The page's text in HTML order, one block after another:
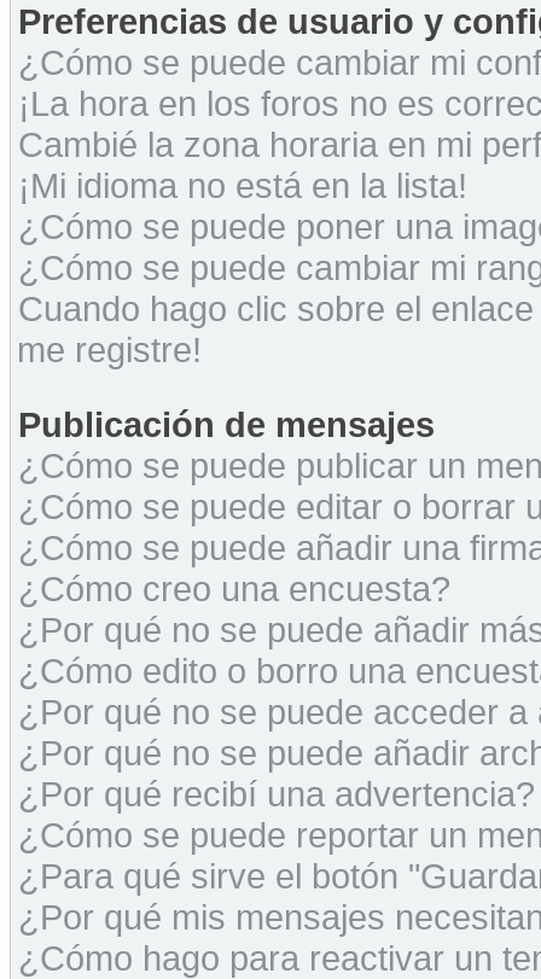
Preferencias de usuario y
¿Cómo se puede cambiar mi
¡La hora en los foros no es
Cambié la zona horaria en mi
¡Mi idioma no está en la lista!
¿Cómo se puede poner una
¿Cómo se puede cambiar mi
Cuando hago clic sobre el
me registre!
Publicación de mensajes
¿Cómo se puede publicar un
¿Cómo se puede editar o borrar
¿Cómo se puede añadir una
¿Cómo creo una encuesta?
¿Por qué no se puede añadir
¿Cómo edito o borro una
¿Por qué no se puede acceder a
¿Por qué no se puede añadir
¿Por qué recibí una advertencia?
¿Cómo se puede reportar un
¿Para qué sirve el botón
¿Por qué mis mensajes
¿Cómo hago para reactivar un